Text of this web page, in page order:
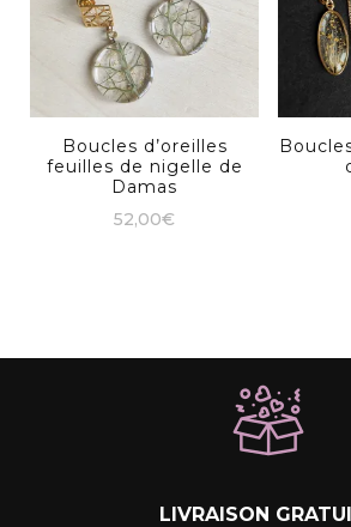
Boucles d’oreilles
feuilles de nigelle de
Damas
52,00€
LIVRAISON